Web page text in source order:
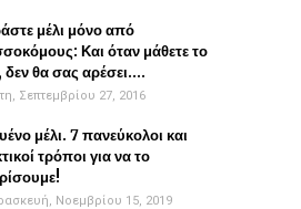
μέλι μόνο από
Και όταν μάθετε το
δεν θα σας αρέσει....
Σεπτεμβρίου 27, 2016
μέλι. 7 πανεύκολοι και
τρόποι για να το
Νοεμβρίου 15, 2019